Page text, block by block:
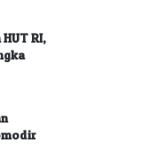
RI,